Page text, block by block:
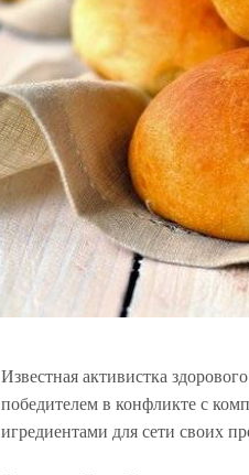
Известная активистка
победителем в конфликте с
игредиентами для сети своих